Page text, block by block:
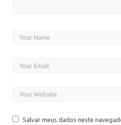
Salvar meus dados neste